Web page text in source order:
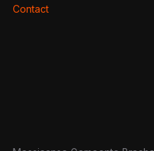
Contact